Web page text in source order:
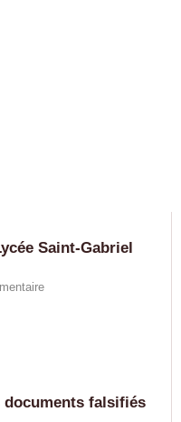
Saint-Gabriel
documents falsifiés